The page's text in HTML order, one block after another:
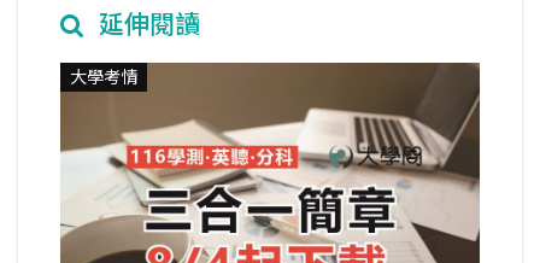
延伸閱讀
大學考情